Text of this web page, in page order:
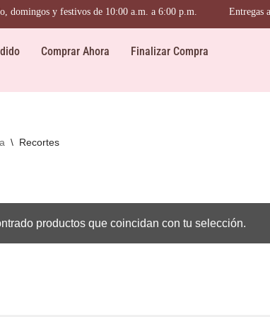
y festivos de 10:00 a.m. a 6:00 p.m. Entregas
Comprar Ahora Finalizar Compra
\ Recortes
productos que coincidan con tu selección.